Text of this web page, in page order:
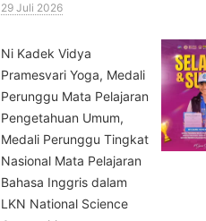
29 Juli 2026
⁠Ni Kadek Vidya
Pramesvari Yoga, Medali
Perunggu Mata Pelajaran
Pengetahuan Umum,
Medali Perunggu Tingkat
Nasional Mata Pelajaran
Bahasa Inggris dalam
LKN National Science